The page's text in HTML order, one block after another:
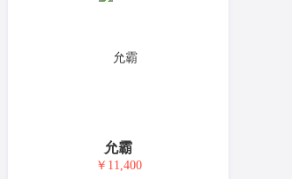
允霸
￥11,400